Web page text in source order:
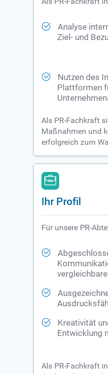
Analyse
Ziel- und
Nutzen des
Plattformen
Als PR-Fachkraft
Maßnahmen und
erfolgreich zum
Ihr Profil
Für unsere PR-
Kreativität
Entwicklung
Als PR-Fachkraft